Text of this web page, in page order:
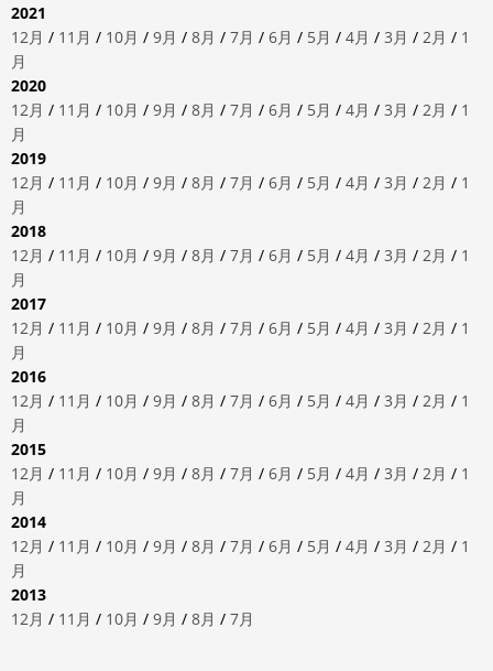
2021
12月 / 11月 / 10月 / 9月 / 8月 / 7月 / 6月 / 5月 / 4月 / 3月 / 2月 / 1
月
2020
12月 / 11月 / 10月 / 9月 / 8月 / 7月 / 6月 / 5月 / 4月 / 3月 / 2月 / 1
月
2019
12月 / 11月 / 10月 / 9月 / 8月 / 7月 / 6月 / 5月 / 4月 / 3月 / 2月 / 1
月
2018
12月 / 11月 / 10月 / 9月 / 8月 / 7月 / 6月 / 5月 / 4月 / 3月 / 2月 / 1
月
2017
12月 / 11月 / 10月 / 9月 / 8月 / 7月 / 6月 / 5月 / 4月 / 3月 / 2月 / 1
月
2016
12月 / 11月 / 10月 / 9月 / 8月 / 7月 / 6月 / 5月 / 4月 / 3月 / 2月 / 1
月
2015
12月 / 11月 / 10月 / 9月 / 8月 / 7月 / 6月 / 5月 / 4月 / 3月 / 2月 / 1
月
2014
12月 / 11月 / 10月 / 9月 / 8月 / 7月 / 6月 / 5月 / 4月 / 3月 / 2月 / 1
月
2013
12月 / 11月 / 10月 / 9月 / 8月 / 7月